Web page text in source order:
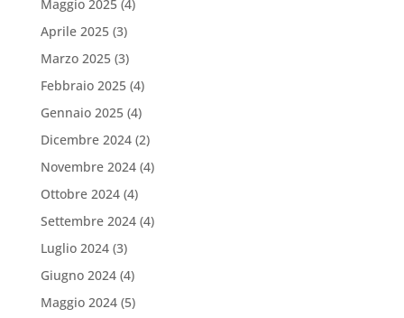
Maggio 2025(4)
Aprile 2025(3)
Marzo 2025(3)
Febbraio 2025(4)
Gennaio 2025(4)
Dicembre 2024(2)
Novembre 2024(4)
Ottobre 2024(4)
Settembre 2024(4)
Luglio 2024(3)
Giugno 2024(4)
Maggio 2024(5)